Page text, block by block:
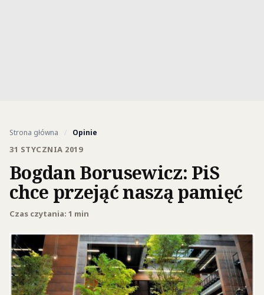
Strona główna / Opinie
31 STYCZNIA 2019
Bogdan Borusewicz: PiS
chce przejąć naszą pamięć
Czas czytania: 1 min